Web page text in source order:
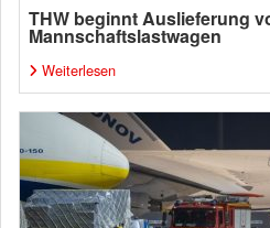
THW beginnt Auslieferung
Mannschaftslastwagen
Weiterlesen